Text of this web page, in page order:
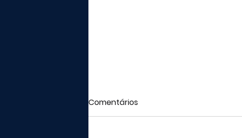
Comentários